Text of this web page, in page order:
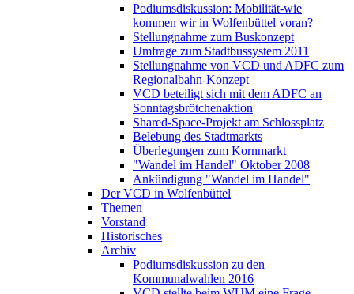
Podiumsdiskussion: Mobilität-wie
kommen wir in Wolfenbüttel voran?
Stellungnahme zum Buskonzept
Umfrage zum Stadtbussystem 2011
Stellungnahme von VCD und ADFC zum
Regionalbahn-Konzept
VCD beteiligt sich mit dem ADFC an
Sonntagsbrötchenaktion
Shared-Space-Projekt am Schlossplatz
Belebung des Stadtmarkts
Überlegungen zum Kornmarkt
"Wandel im Handel" Oktober 2008
Ankündigung "Wandel im Handel"
Der VCD in Wolfenbüttel
Themen
Vorstand
Historisches
Archiv
Podiumsdiskussion zu den
Kommunalwahlen 2016